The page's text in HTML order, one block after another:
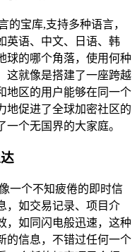
的宝库,支持多种语言，
英语、中文、日语、韩
球的哪个角落，使用何种
这就像是搭建了一座跨越
地区的用户能够在同一个
地促进了全球加密社区的
个无国界的大家庭。
一个不知疲倦的即时信
，如交易记录、项目介
，如同闪电般迅速，这种
的信息，不错过任何一个